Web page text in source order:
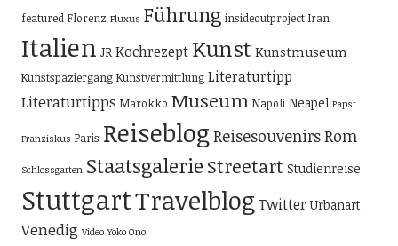
featured Florenz Fluxus Führung insideoutproject Iran
Italien JR Kochrezept Kunst Kunstmuseum
Kunstspaziergang Kunstvermittlung Literaturtipp
Literaturtipps Marokko Museum Napoli Neapel Papst
Franziskus Paris Reiseblog ReisesouvenirsRom
Schlossgarten Staatsgalerie Streetart Studienreise
StuttgartTravelblog Twitter Urbanart
Venedig Video Yoko Ono